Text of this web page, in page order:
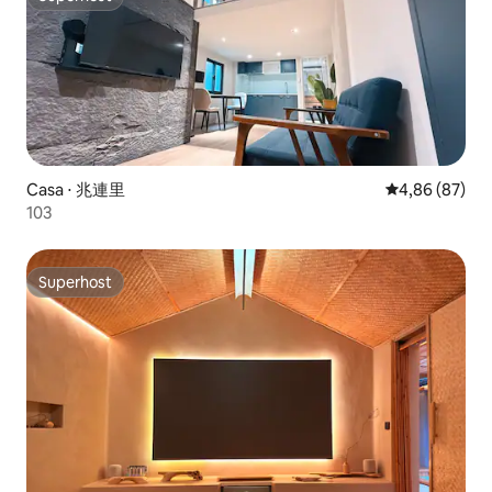
Superhost
Casa ⋅ 兆連里 4,86 de uma
4,86 (87)
103
Superhost
Superhost